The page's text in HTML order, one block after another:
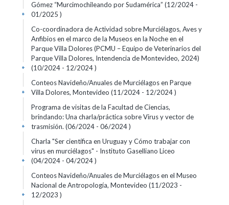
Gómez “Murcimochileando por Sudamérica” (12/2024 -
01/2025 )
+
Co-coordinadora de Actividad sobre Murciélagos, Aves y
Anfibios en el marco de la Museos en la Noche en el
Parque Villa Dolores (PCMU – Equipo de Veterinarios del
Parque Villa Dolores, Intendencia de Montevideo, 2024)
(10/2024 - 12/2024 )
+
Conteos Navideño/Anuales de Murciélagos en Parque
Villa Dolores, Montevideo (11/2024 - 12/2024 )
+
Programa de visitas de la Facultad de Ciencias,
brindando: Una charla/práctica sobre Virus y vector de
trasmisión. (06/2024 - 06/2024 )
+
Charla "Ser científica en Uruguay y Cómo trabajar con
virus en murciélagos" - Instituto Gaselliano Liceo
(04/2024 - 04/2024 )
+
Conteos Navideño/Anuales de Murciélagos en el Museo
Nacional de Antropología, Montevideo (11/2023 -
12/2023 )
+